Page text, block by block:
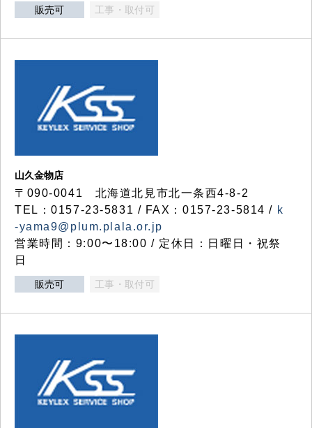
販売可 工事・取付可
山久金物店
〒090-0041 北海道北見市北一条西4-8-2
TEL：0157-23-5831 / FAX：0157-23-5814 / k
-yama9@plum.plala.or.jp
営業時間：9:00〜18:00 / 定休日：日曜日・祝祭
日
販売可 工事・取付可